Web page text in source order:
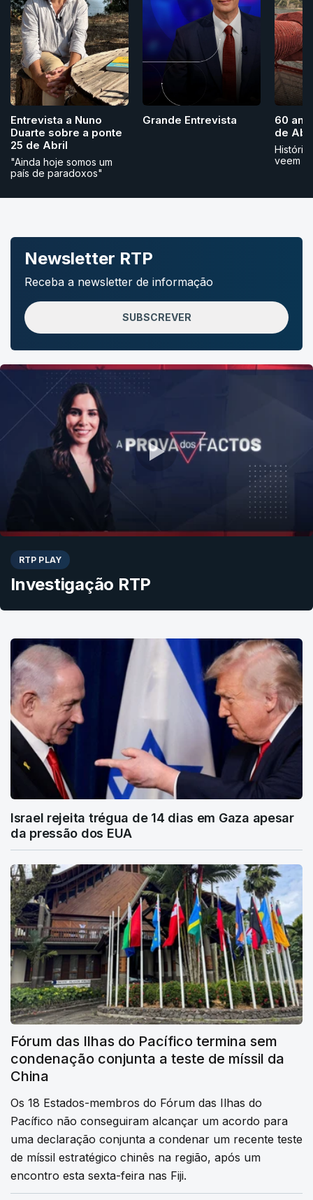
Entrevista a Nuno
Duarte sobre a ponte
25 de Abril
"Ainda hoje somos um
país de paradoxos"
Grande Entrevista
60
de
veem
Newsletter RTP
Receba a newsletter de informação
SUBSCREVER
RTP PLAY
Investigação RTP
Israel rejeita trégua de 14 dias em Gaza apesar
da pressão dos EUA
Fórum das Ilhas do Pacífico termina sem
condenação conjunta a teste de míssil da
China
Os 18 Estados-membros do Fórum das Ilhas do
Pacífico não conseguiram alcançar um acordo para
uma declaração conjunta a condenar um recente teste
de míssil estratégico chinês na região, após um
encontro esta sexta-feira nas Fiji.